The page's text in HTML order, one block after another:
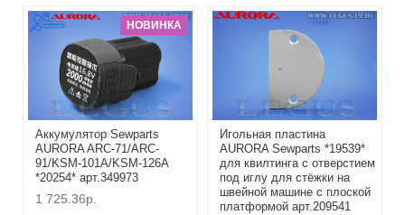
НОВИНКА
Аккумулятор Sewparts
AURORA ARC-71/ARC-
91/KSM-101A/KSM-126A
*20254* арт.349973
1 725.36р.
Игольная пластина
AURORA Sewparts *19539*
для квилтинга с отверстием
под иглу для стёжки на
швейной машине с плоской
платформой арт.209541